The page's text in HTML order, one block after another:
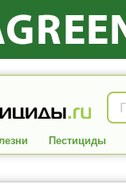
Пестициды